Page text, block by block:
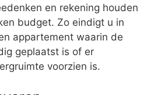
en rekening houden
budget. Zo eindigt u in
appartement waarin de
geplaatst is of er
voorzien is.